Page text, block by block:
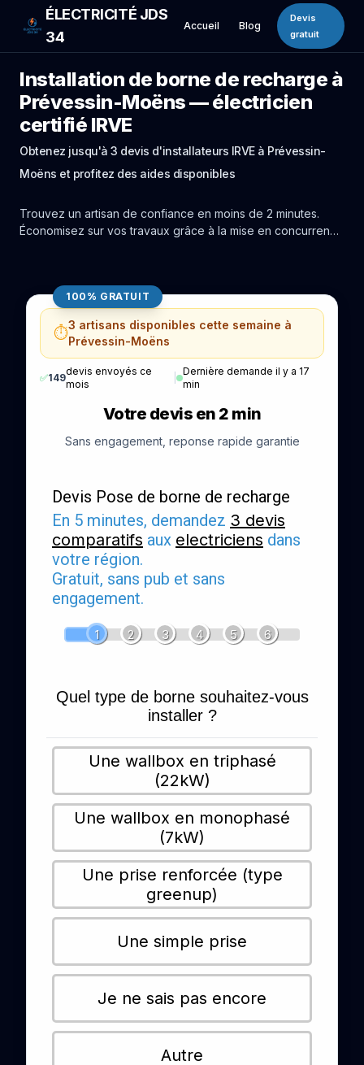
ÉLECTRICITÉ JDS
34
Accueil Blog
Devis
gratuit
Installation de borne de recharge à
Prévessin-Moëns — électricien
certifié IRVE
Obtenez jusqu'à 3 devis d'installateurs IRVE à Prévessin-
Moëns et profitez des aides disponibles
Trouvez un artisan de confiance en moins de 2 minutes.
Économisez sur vos travaux grâce à la mise en concurrence
100% GRATUIT
⏱️3 artisans disponibles cette semaine à
Prévessin-Moëns
✅149
devis envoyés ce
mois
|
Dernière demande il y a 17
min
Votre devis en 2 min
Sans engagement, reponse rapide garantie
Devis Pose de borne de recharge
En 5 minutes, demandez 3 devis
comparatifs aux electriciens dans
votre région.
Gratuit, sans pub et sans
engagement.
1 2 3 4 5 6
Quel type de borne souhaitez-vous
installer ?
Une wallbox en triphasé
(22kW)
Une wallbox en monophasé
(7kW)
Une prise renforcée (type
greenup)
Une simple prise
Je ne sais pas encore
Autre